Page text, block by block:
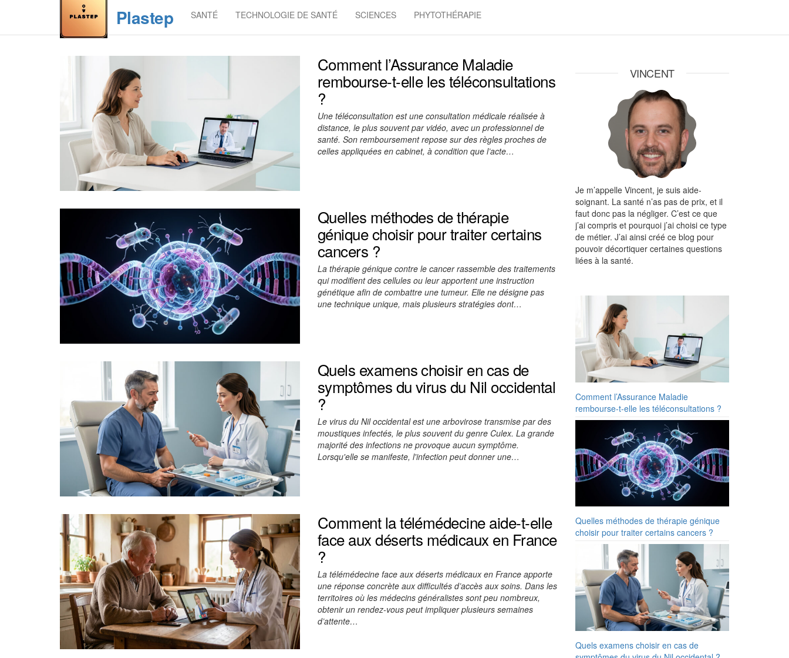
Plastep SANTÉ TECHNOLOGIE DE SANTÉ SCIENCES PHYTOTHÉRAPIE
Comment l’Assurance Maladie
rembourse-t-elle les téléconsultations
?
Une téléconsultation est une consultation médicale réalisée à
distance, le plus souvent par vidéo, avec un professionnel de
santé. Son remboursement repose sur des règles proches de
celles appliquées en cabinet, à condition que l’acte…
Quelles méthodes de thérapie
génique choisir pour traiter certains
cancers ?
La thérapie génique contre le cancer rassemble des traitements
qui modifient des cellules ou leur apportent une instruction
génétique afin de combattre une tumeur. Elle ne désigne pas
une technique unique, mais plusieurs stratégies dont…
Quels examens choisir en cas de
symptômes du virus du Nil occidental
?
Le virus du Nil occidental est une arbovirose transmise par des
moustiques infectés, le plus souvent du genre Culex. La grande
majorité des infections ne provoque aucun symptôme.
Lorsqu'elle se manifeste, l'infection peut donner une…
Comment la télémédecine aide-t-elle
face aux déserts médicaux en France
?
La télémédecine face aux déserts médicaux en France apporte
une réponse concrète aux difficultés d’accès aux soins. Dans les
territoires où les médecins généralistes sont peu nombreux,
obtenir un rendez-vous peut impliquer plusieurs semaines
d’attente…
VINCENT
Je m’appelle Vincent, je suis aide-
soignant. La santé n’as pas de prix, et il
faut donc pas la négliger. C’est ce que
j’ai compris et pourquoi j’ai choisi ce type
de métier. J’ai ainsi créé ce blog pour
pouvoir décortiquer certaines questions
liées à la santé.
Comment l’Assurance Maladie
rembourse-t-elle les téléconsultations ?
Quelles méthodes de thérapie génique
choisir pour traiter certains cancers ?
Quels examens choisir en cas de